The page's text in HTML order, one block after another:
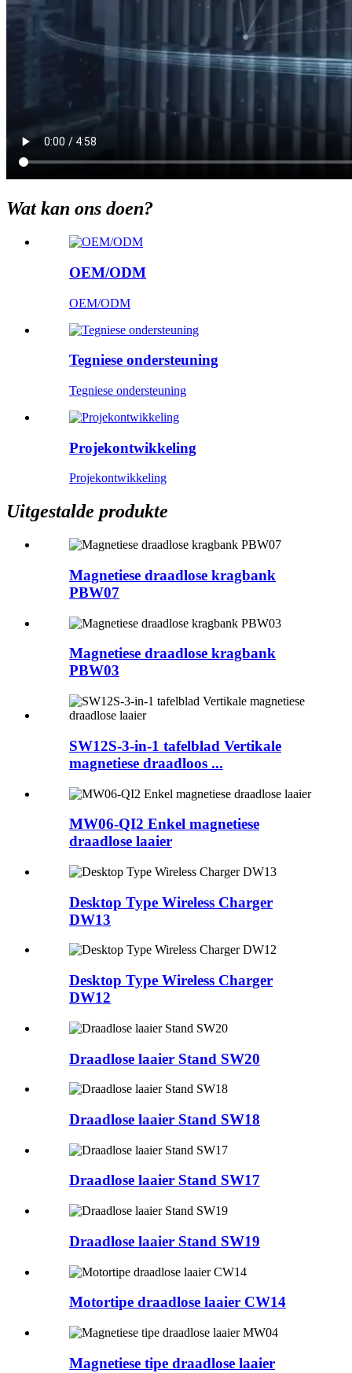
Wat kan ons doen?
OEM/ODM
OEM/ODM
Tegniese ondersteuning
Tegniese ondersteuning
Projekontwikkeling
Projekontwikkeling
Uitgestalde produkte
Magnetiese draadlose kragbank
PBW07
Magnetiese draadlose kragbank
PBW03
SW12S-3-in-1 tafelblad Vertikale
magnetiese draadloos ...
MW06-QI2 Enkel magnetiese
draadlose laaier
Desktop Type Wireless Charger
DW13
Desktop Type Wireless Charger
DW12
Draadlose laaier Stand SW20
Draadlose laaier Stand SW18
Draadlose laaier Stand SW17
Draadlose laaier Stand SW19
Motortipe draadlose laaier CW14
Magnetiese tipe draadlose laaier